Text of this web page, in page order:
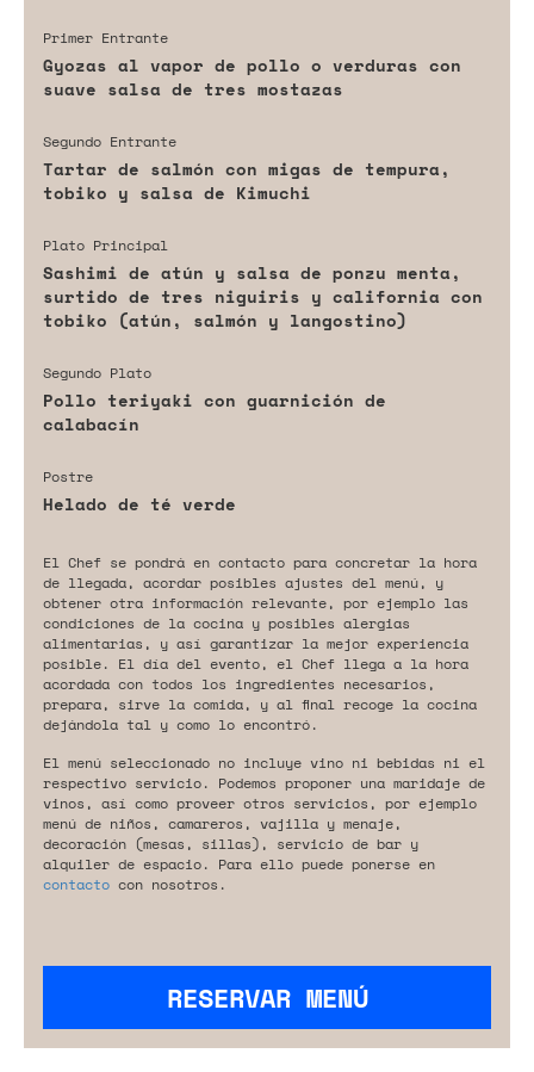
Primer Entrante
Gyozas al vapor de pollo o verduras con
suave salsa de tres mostazas
Segundo Entrante
Tartar de salmón con migas de tempura,
tobiko y salsa de Kimuchi
Plato Principal
Sashimi de atún y salsa de ponzu menta,
surtido de tres niguiris y california con
tobiko (atún, salmón y langostino)
Segundo Plato
Pollo teriyaki con guarnición de
calabacín
Postre
Helado de té verde
El Chef se pondrá en contacto para concretar la hora
de llegada, acordar posibles ajustes del menú, y
obtener otra información relevante, por ejemplo las
condiciones de la cocina y posibles alergias
alimentarias, y así garantizar la mejor experiencia
posible. El día del evento, el Chef llega a la hora
acordada con todos los ingredientes necesarios,
prepara, sirve la comida, y al final recoge la cocina
dejándola tal y como lo encontró.
El menú seleccionado no incluye vino ni bebidas ni el
respectivo servicio. Podemos proponer una maridaje de
vinos, así como proveer otros servicios, por ejemplo
menú de niños, camareros, vajilla y menaje,
decoración (mesas, sillas), servicio de bar y
alquiler de espacio. Para ello puede ponerse en
contacto con nosotros.
RESERVAR MENÚ